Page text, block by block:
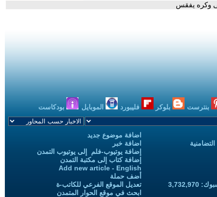
وكره يفقس
بنترست بلوكر فليبورد الموبايل بودكاست
اضافة موضوع جديد
اضافة خبر
إضافة يوتيوب-فلم إلى يوتيوب التمدن
إضافة كتاب إلى مكتبة التمدن
Add new article - English
أضف حملة
تعديل الموقع الفرعي للكاتب-ة
ابحث في موقع الحوار المتمدن